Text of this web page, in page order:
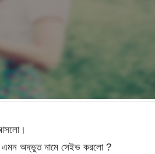
আসলো।
অদ্ভুত নামে সেইভ করলো ?